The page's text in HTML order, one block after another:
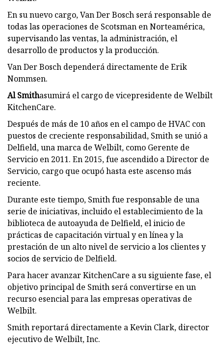
En su nuevo cargo, Van Der Bosch será responsable de
todas las operaciones de Scotsman en Norteamérica,
supervisando las ventas, la administración, el
desarrollo de productos y la producción.
Van Der Bosch dependerá directamente de Erik
Nommsen.
Al Smithasumirá el cargo de vicepresidente de Welbilt
KitchenCare.
Después de más de 10 años en el campo de HVAC con
puestos de creciente responsabilidad, Smith se unió a
Delfield, una marca de Welbilt, como Gerente de
Servicio en 2011. En 2015, fue ascendido a Director de
Servicio, cargo que ocupó hasta este ascenso más
reciente.
Durante este tiempo, Smith fue responsable de una
serie de iniciativas, incluido el establecimiento de la
biblioteca de autoayuda de Delfield, el inicio de
prácticas de capacitación virtual y en línea y la
prestación de un alto nivel de servicio a los clientes y
socios de servicio de Delfield.
Para hacer avanzar KitchenCare a su siguiente fase, el
objetivo principal de Smith será convertirse en un
recurso esencial para las empresas operativas de
Welbilt.
Smith reportará directamente a Kevin Clark, director
ejecutivo de Welbilt, Inc.